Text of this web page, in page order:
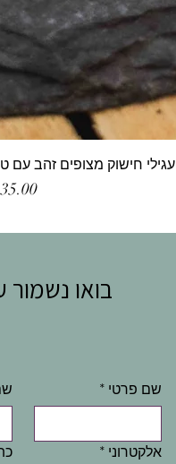
עגילי חישוק מצופים זהב עם
מחיר
בואו
שם פרטי *
אלקטרוני *